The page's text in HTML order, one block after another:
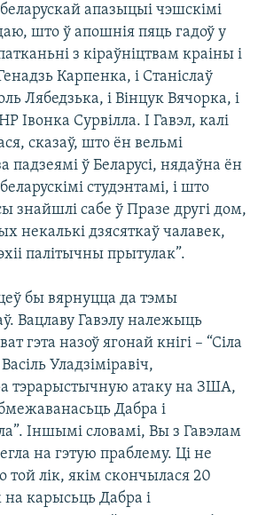
апазыцыі чэшскімі
што ў апошнія пяць гадоў у
з кіраўніцтвам краіны і
Карпенка, і Станіслаў
Лябедзька, і Вінцук Вячорка, і
Івонка Сурвілла. І Гавэл, калі
сказаў, што ён вельмі
падзеямі ў Беларусі, нядаўна ён
студэнтамі, і што
знайшлі сабе ў Празе другі дом,
некалькі дзясяткаў чалавек,
палітычны прытулак”.
бы вярнуцца да тэмы
Вацлаву Гавэлу належыць
гэта назоў ягонай кнігі – “Сіла
Уладзіміравіч,
тэрарыстычную атаку на ЗША,
Дабра і
Іншымі словамі, Вы з Гавэлам
на гэтую праблему. Ці не
лік, якім скончылася 20
на карысьць Дабра і